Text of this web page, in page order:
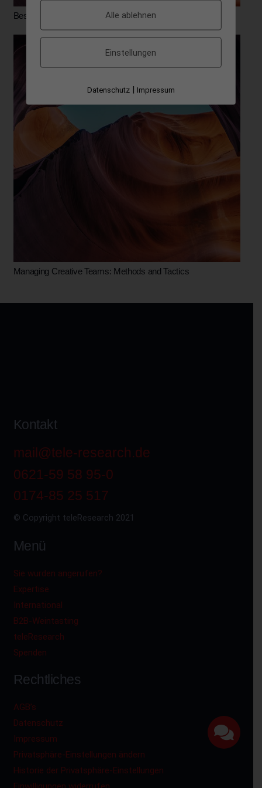
Best Team Management Tools for Your Online Business
Managing Creative Teams: Methods and Tactics
Kontakt
mail@tele-research.de
0621-59 58 95-0
0174-85 25 517
© Copyright teleResearch 2021
Menü
Sie wurden angerufen?
Expertise
International
B2B-Weintasting
teleResearch
Spenden
Rechtliches
AGB’s
Datenschutz
Impressum
Privatsphäre-Einstellungen ändern
Historie der Privatsphäre-Einstellungen
Alle ablehnen
Einstellungen
Datenschutz| Impressum